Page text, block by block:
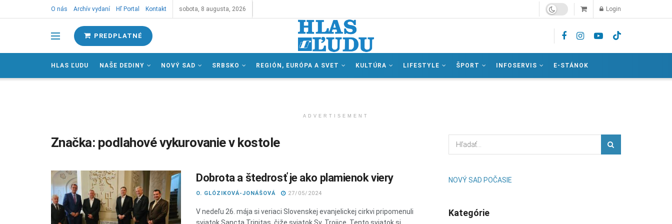
O nás Archív vydaní Hľ Portal Kontakt sobota, 8 augusta, 2026 Login
PREDPLATNÉ
HLAS ĽUDU NAŠE DEDINY NOVÝ SAD SRBSKO REGIÓN, EURÓPA A SVET KULTÚRA LIFESTYLE ŠPORT INFOSERVIS E-STÁNOK
ADVERTISEMENT
Značka: podlahové vykurovanie v kostole
Dobrota a štedrosť je ako plamienok viery
O. GLÓZIKOVÁ-JONÁŠOVÁ 27/05/2024
V nedeľu 26. mája si veriaci Slovenskej evanjelickej cirkvi pripomenuli
NOVÝ SAD POČASIE
Kategórie